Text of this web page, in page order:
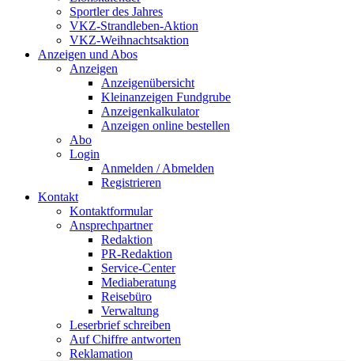
Sportler des Jahres
VKZ-Strandleben-Aktion
VKZ-Weihnachtsaktion
Anzeigen und Abos
Anzeigen
Anzeigenübersicht
Kleinanzeigen Fundgrube
Anzeigenkalkulator
Anzeigen online bestellen
Abo
Login
Anmelden / Abmelden
Registrieren
Kontakt
Kontaktformular
Ansprechpartner
Redaktion
PR-Redaktion
Service-Center
Mediaberatung
Reisebüro
Verwaltung
Leserbrief schreiben
Auf Chiffre antworten
Reklamation